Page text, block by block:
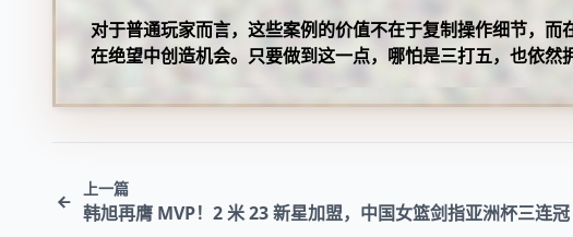
对于普通玩家而言，这些案例的价值不在于复制操作细节，而
在绝望中创造机会。只要做到这一点，哪怕是三打五，也依然
上一篇
韩旭再膺 MVP！2 米 23 新星加盟，中国女篮剑指亚洲杯三连冠